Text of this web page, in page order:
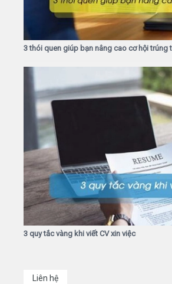
3 thói quen giúp bạn nâng cao cơ hội trúng
3 quy tắc vàng khi viết CV xin việc
Liên hệ